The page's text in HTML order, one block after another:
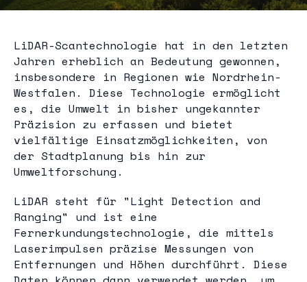
LiDAR-Scantechnologie hat in den letzten
Jahren erheblich an Bedeutung gewonnen,
insbesondere in Regionen wie Nordrhein-
Westfalen. Diese Technologie ermöglicht
es, die Umwelt in bisher ungekannter
Präzision zu erfassen und bietet
vielfältige Einsatzmöglichkeiten, von
der Stadtplanung bis hin zur
Umweltforschung.
LiDAR steht für "Light Detection and
Ranging" und ist eine
Fernerkundungstechnologie, die mittels
Laserimpulsen präzise Messungen von
Entfernungen und Höhen durchführt. Diese